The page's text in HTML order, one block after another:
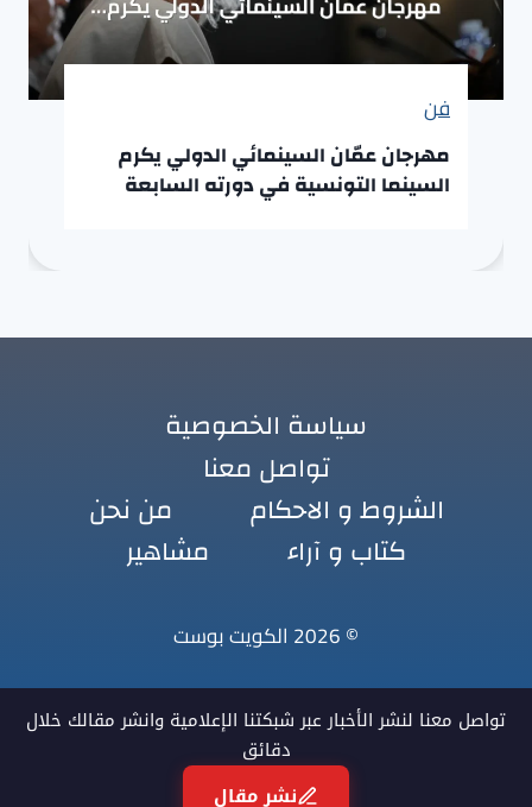
فن
مهرجان عمّان السينمائي الدولي يكرم
السينما التونسية في دورته السابعة
سياسة الخصوصية
تواصل معنا
الشروط و الاحكام
من نحن
كتاب و آراء
مشاهير
© 2026 الكويت بوست
تواصل معنا لنشر الأخبار عبر شبكتنا الإعلامية وانشر مقالك خلال
دقائق
نشر مقال